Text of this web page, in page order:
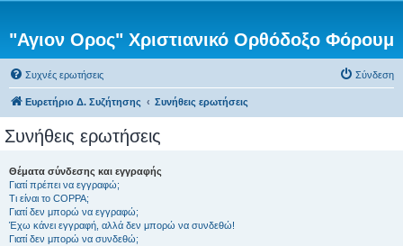
"Αγιον Ορος" Χριστιανικό Ορθόδοξο Φόρουμ
Συχνές ερωτήσεις Σύνδεση
Ευρετήριο Δ. Συζήτησης Συνήθεις ερωτήσεις
Συνήθεις ερωτήσεις
Θέματα σύνδεσης και εγγραφής
Γιατί πρέπει να εγγραφώ;
Τι είναι το COPPA;
Γιατί δεν μπορώ να εγγραφώ;
Έχω κάνει εγγραφή, αλλά δεν μπορώ να συνδεθώ!
Γιατί δεν μπορώ να συνδεθώ;